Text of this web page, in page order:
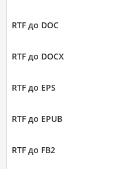
RTF до DOC
RTF до DOCX
RTF до EPS
RTF до EPUB
RTF до FB2